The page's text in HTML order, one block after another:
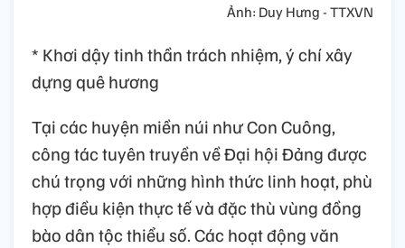
Ảnh: Duy Hưng - TTXVN
* Khơi dậy tinh thần trách nhiệm, ý chí xây
dựng quê hương
Tại các huyện miền núi như Con Cuông,
công tác tuyên truyền về Đại hội Đảng được
chú trọng với những hình thức linh hoạt, phù
hợp điều kiện thực tế và đặc thù vùng đồng
bào dân tộc thiểu số. Các hoạt động văn